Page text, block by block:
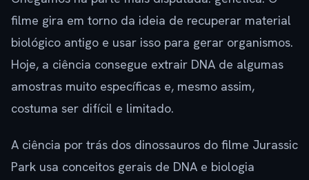
filme gira em torno da ideia de recuperar material
biológico antigo e usar isso para gerar organismos.
Hoje, a ciência consegue extrair DNA de algumas
amostras muito específicas e, mesmo assim,
costuma ser difícil e limitado.
A ciência por trás dos dinossauros do filme Jurassic
Park usa conceitos gerais de DNA e biologia